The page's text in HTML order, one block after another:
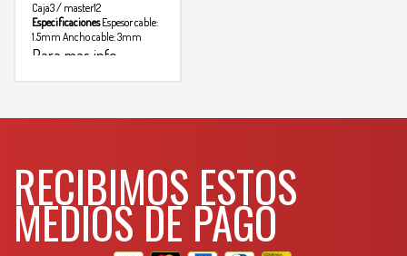
Caja3 / master12
Especificaciones Espesor cable:
1.5mm Ancho cable: 3mm
Para mas info
RECIBIMOS ESTOS
MEDIOS DE PAGO